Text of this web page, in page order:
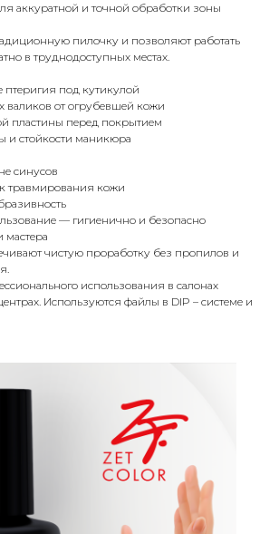
аккуратной и точной обработки зоны
пилочку и позволяют работать
в труднодоступных местах.
птеригия под кутикулой
валиков от огрубевшей кожи
пластины перед покрытием
и стойкости маникюра
синусов
травмирования кожи
— гигиенично и безопасно
чистую проработку без пропилов и
использования в салонах
Используются файлы в DIP – системе и